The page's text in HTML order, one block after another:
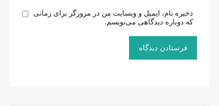
ذخیره نام، ایمیل و وبسایت من در مرورگر برای زمانی
که دوباره دیدگاهی می‌نویسم.